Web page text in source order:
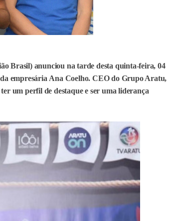
Brasil) anunciou na tarde desta quinta-feira, 04
da empresária Ana Coelho. CEO do Grupo Aratu,
um perfil de destaque e ser uma liderança